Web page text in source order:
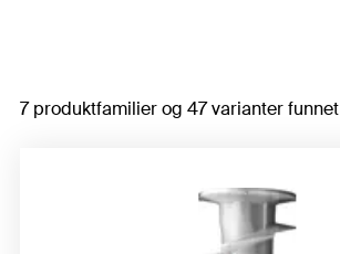
7 produktfamilier og 47 varianter funnet